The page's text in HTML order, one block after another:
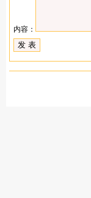
内容：